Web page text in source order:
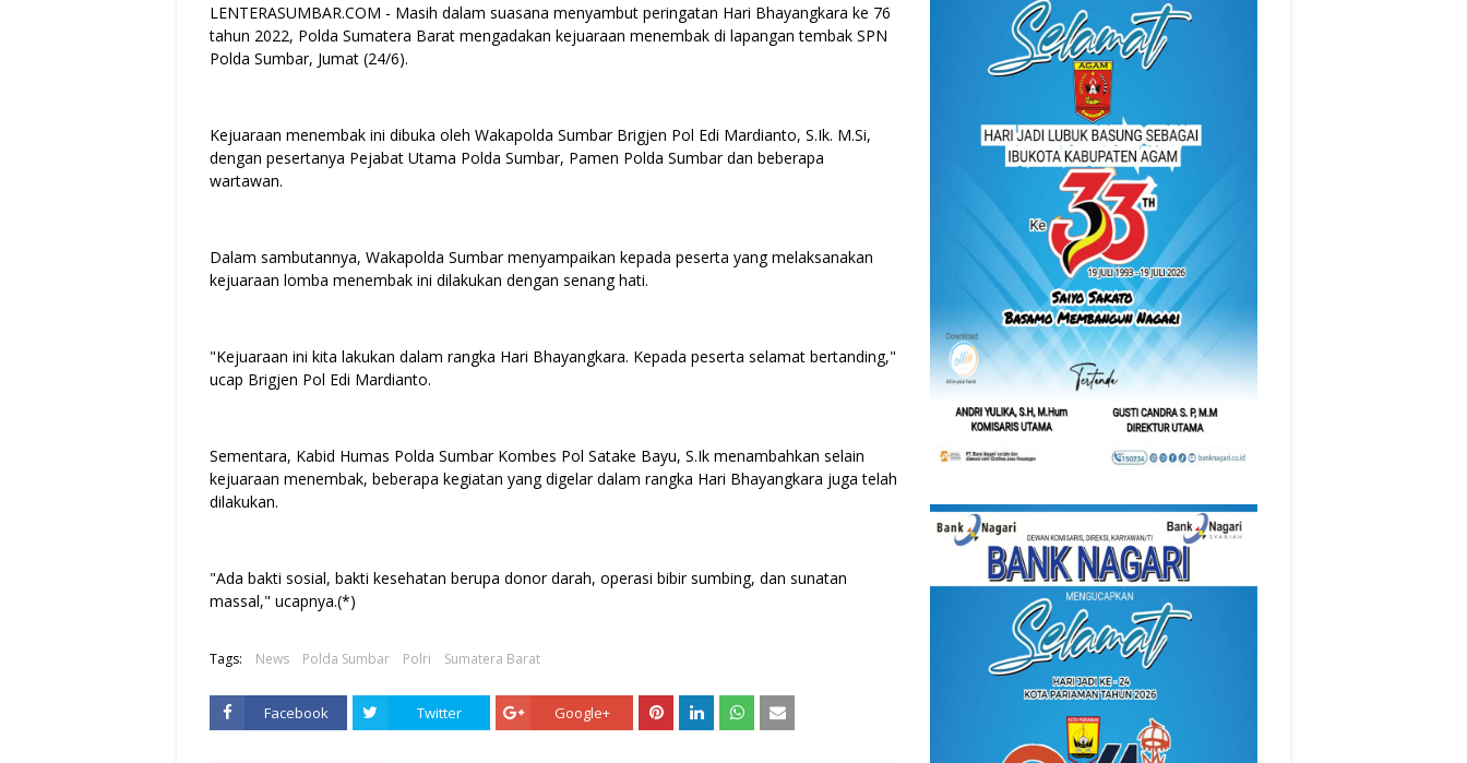
LENTERASUMBAR.COM - Masih dalam suasana menyambut peringatan Hari Bhayangkara ke 76
tahun 2022, Polda Sumatera Barat mengadakan kejuaraan menembak di lapangan tembak SPN
Polda Sumbar, Jumat (24/6).
Kejuaraan menembak ini dibuka oleh Wakapolda Sumbar Brigjen Pol Edi Mardianto, S.Ik. M.Si,
dengan pesertanya Pejabat Utama Polda Sumbar, Pamen Polda Sumbar dan beberapa
wartawan.
Dalam sambutannya, Wakapolda Sumbar menyampaikan kepada peserta yang melaksanakan
kejuaraan lomba menembak ini dilakukan dengan senang hati.
"Kejuaraan ini kita lakukan dalam rangka Hari Bhayangkara. Kepada peserta selamat bertanding,"
ucap Brigjen Pol Edi Mardianto.
Sementara, Kabid Humas Polda Sumbar Kombes Pol Satake Bayu, S.Ik menambahkan selain
kejuaraan menembak, beberapa kegiatan yang digelar dalam rangka Hari Bhayangkara juga telah
dilakukan.
"Ada bakti sosial, bakti kesehatan berupa donor darah, operasi bibir sumbing, dan sunatan
massal," ucapnya.(*)
Tags: News Polda Sumbar Polri Sumatera Barat
Facebook Twitter Google+